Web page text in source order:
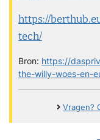
https://
tech/
Bron: https://
the-willy-woes-en-
Vragen?